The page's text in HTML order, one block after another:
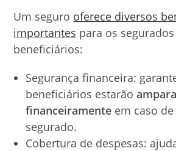
Um seguro oferece diversos
importantes para os
beneficiários:
Segurança financeira:
beneficiários estarão
financeiramente em caso
segurado.
Cobertura de despesas: